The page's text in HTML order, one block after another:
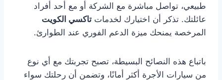
طبيعي، تواصل مباشرة مع الشركة أو مع أحد أفراد
عائلتك. تذكر أن اختيارك لخدمات تاكسي الكويت
المرخصة يمنحك ميزة الدعم الفوري عند الطوارئ.
باتباع هذه النصائح البسيطة، تصبح تجربتك مع أي نوع
من سيارات الأجرة أكثر أمانًا، وتضمن أن رحلتك سواء